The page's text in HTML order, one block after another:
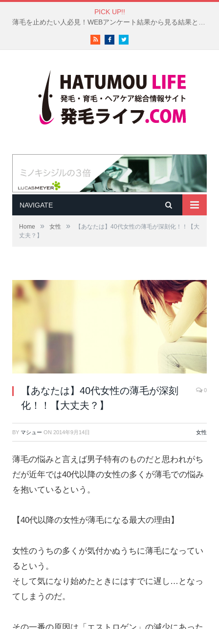
PICK UP!!
薄毛を止めたい人必見！WEBアンケート結果から見る結果と対策
RSS FacebookTwitter
NAVIGATE
Home » 女性 »
【あなたは】40代女性の薄毛が深刻化！！【大
丈夫？】
【あなたは】40代女性の薄毛が深刻
化！！【大丈夫？】
0
BY マシュー ON 2014年9月14日 女性
薄毛の悩みと言えば男子特有のものだと思われがち
だが近年では40代以降の女性の多くが薄毛での悩み
を抱いているという。
【40代以降の女性が薄毛になる最大の理由】
女性のうちの多くが気付かぬうちに薄毛になってい
るという。
そして気になり始めたときにはすでに遅し…となっ
てしまうのだ。
その一番の原因は「エストロゲン」の減少にあった